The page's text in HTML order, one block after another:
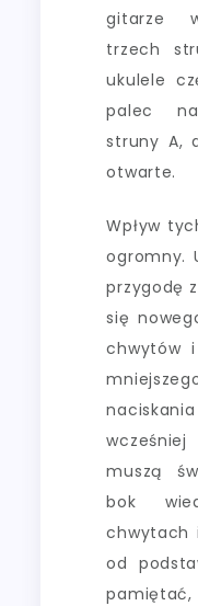
gitarze
trzech
ukulele
palec
struny A,
otwarte.
Wpływ
ogromny.
przygodę
się
chwytów
muszą
bok
chwytach
od